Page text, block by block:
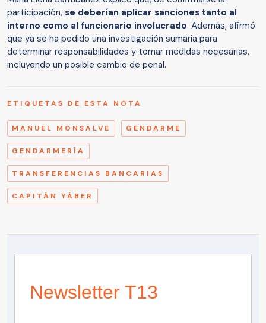
participación, se deberían aplicar sanciones tanto al
interno como al funcionario involucrado. Además, afirmó
que ya se ha pedido una investigación sumaria para
determinar responsabilidades y tomar medidas necesarias,
incluyendo un posible cambio de penal.
ETIQUETAS DE ESTA NOTA
MANUEL MONSALVE GENDARME
GENDARMERÍA
TRANSFERENCIAS BANCARIAS
CAPITÁN YÁBER
Newsletter T13